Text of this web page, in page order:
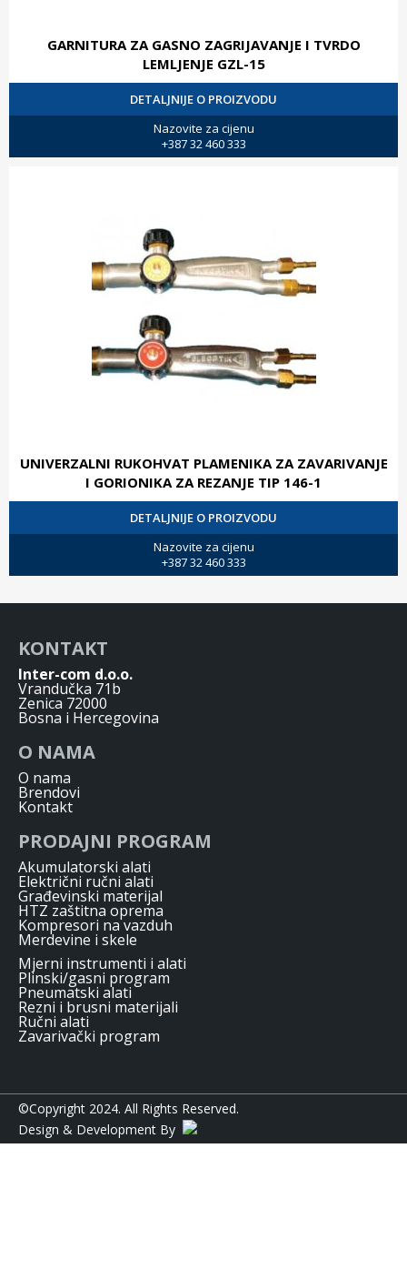
GARNITURA ZA GASNO ZAGRIJAVANJE I TVRDO
LEMLJENJE GZL-15
DETALJNIJE O PROIZVODU
Nazovite za cijenu
+387 32 460 333
UNIVERZALNI RUKOHVAT PLAMENIKA ZA ZAVARIVANJE
I GORIONIKA ZA REZANJE TIP 146-1
DETALJNIJE O PROIZVODU
Nazovite za cijenu
+387 32 460 333
KONTAKT
Inter-com d.o.o.
Vrandučka 71b
Zenica 72000
Bosna i Hercegovina
O NAMA
O nama
Brendovi
Kontakt
PRODAJNI PROGRAM
Akumulatorski alati
Električni ručni alati
Građevinski materijal
HTZ zaštitna oprema
Kompresori na vazduh
Merdevine i skele
Mjerni instrumenti i alati
Plinski/gasni program
Pneumatski alati
Rezni i brusni materijali
Ručni alati
Zavarivački program
©Copyright 2024. All Rights Reserved.
Design & Development By